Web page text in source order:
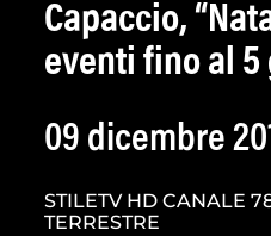
Capaccio,
eventi fino al 5
09 dicembre
STILETV HD CANALE
TERRESTRE